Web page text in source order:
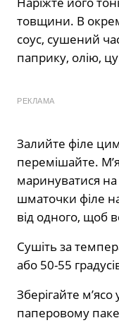
товщини. В
соус, сушений
паприку, олію,
РЕКЛАМА
Залийте філе
перемішайте.
маринуватися на
шматочки філе
від одного, щоб
Сушіть за
або 50-55
Зберігайте м’ясо
паперовому